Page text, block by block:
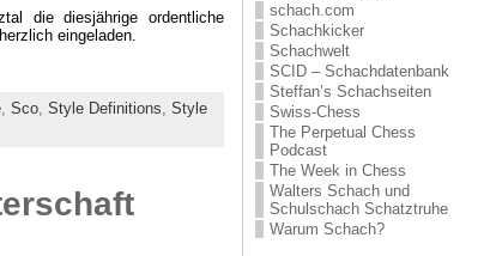
die diesjährige ordentliche
eingeladen.
, Sco, Style Definitions, Style
schach.com
Schachkicker
Schachwelt
SCID – Schachdatenbank
Steffan’s Schachseiten
Swiss-Chess
The Perpetual Chess
Podcast
The Week in Chess
Walters Schach und
Schulschach Schatztruhe
Warum Schach?